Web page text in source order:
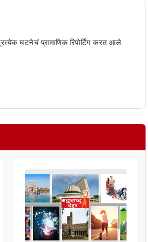
घटनेचं प्रामाणिक रिपोर्टिंग करत आले